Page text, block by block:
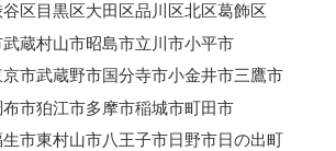
区 目黒区大田区品川区北区葛飾区
武蔵村山市昭島市立川市小平市
京市武蔵野市国分寺市小金井市三鷹市
布市狛江市多摩市稲城市町田市
生市東村山市八王子市日野市日の出町